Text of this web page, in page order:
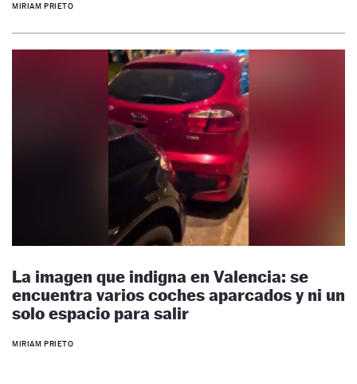
MIRIAM PRIETO
La imagen que indigna en Valencia: se
encuentra varios coches aparcados y ni un
solo espacio para salir
MIRIAM PRIETO